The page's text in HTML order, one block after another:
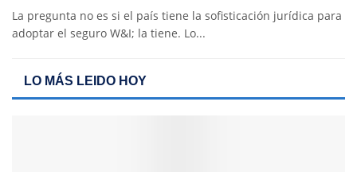
La pregunta no es si el país tiene la sofisticación jurídica para
adoptar el seguro W&I; la tiene. Lo...
LO MÁS LEIDO HOY